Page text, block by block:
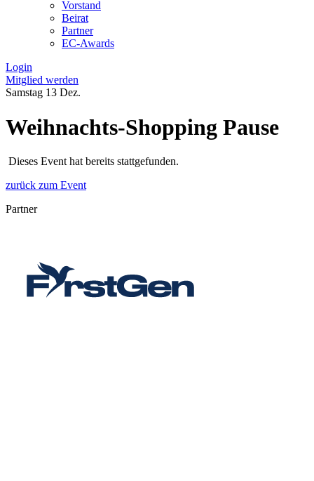
Vorstand
Beirat
Partner
EC-Awards
Login
Mitglied werden
Samstag 13 Dez.
Weihnachts-Shopping Pause
Dieses Event hat bereits stattgefunden.
zurück zum Event
Partner